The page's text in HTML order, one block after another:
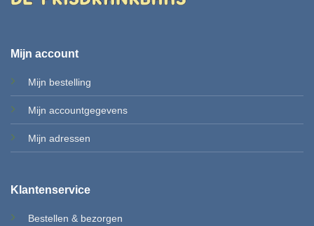
Mijn account
Mijn bestelling
Mijn accountgegevens
Mijn adressen
Klantenservice
Bestellen & bezorgen